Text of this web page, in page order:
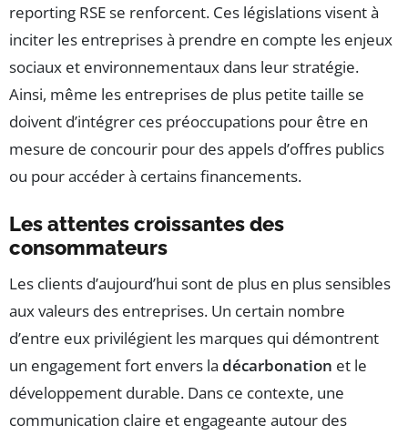
reporting RSE se renforcent. Ces législations visent à
inciter les entreprises à prendre en compte les enjeux
sociaux et environnementaux dans leur stratégie.
Ainsi, même les entreprises de plus petite taille se
doivent d’intégrer ces préoccupations pour être en
mesure de concourir pour des appels d’offres publics
ou pour accéder à certains financements.
Les attentes croissantes des
consommateurs
Les clients d’aujourd’hui sont de plus en plus sensibles
aux valeurs des entreprises. Un certain nombre
d’entre eux privilégient les marques qui démontrent
un engagement fort envers la décarbonation et le
développement durable. Dans ce contexte, une
communication claire et engageante autour des